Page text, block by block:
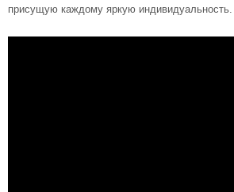
присущую каждому яркую индивидуальность.